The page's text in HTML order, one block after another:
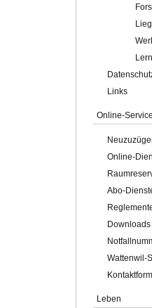
Links
Online-Service
Online-
Abo-
Downloads
Wattenwil-
Leben